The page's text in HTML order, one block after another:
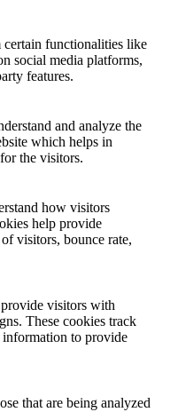
functionalities like
social media platforms,
features.
and analyze the
which helps in
the visitors.
how visitors
help provide
visitors, bounce rate,
visitors with
These cookies track
information to provide
that are being analyzed